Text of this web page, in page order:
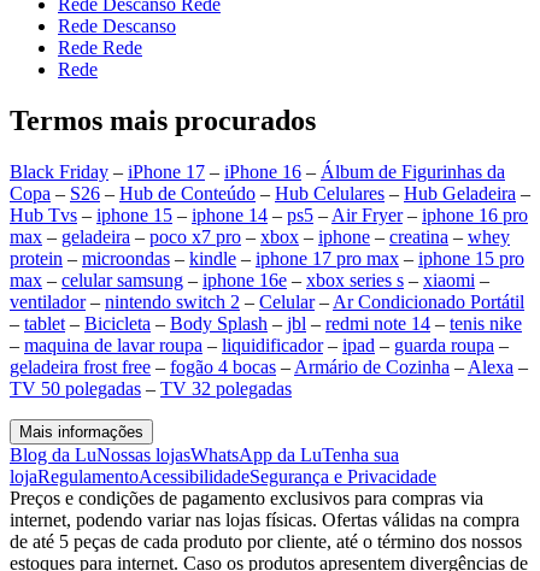
Rede Descanso Rede
Rede Descanso
Rede Rede
Rede
Termos mais procurados
Black Friday – iPhone 17 – iPhone 16 – Álbum de Figurinhas da
Copa – S26 – Hub de Conteúdo – Hub Celulares – Hub Geladeira –
Hub Tvs – iphone 15 – iphone 14 – ps5 – Air Fryer– iphone 16 pro
max – geladeira – poco x7 pro – xbox – iphone – creatina – whey
protein – microondas – kindle – iphone 17 pro max – iphone 15 pro
max – celular samsung – iphone 16e – xbox series s – xiaomi –
ventilador– nintendo switch 2 – Celular– Ar Condicionado Portátil
– tablet – Bicicleta – Body Splash – jbl – redmi note 14 – tenis nike
– maquina de lavar roupa – liquidificador– ipad – guarda roupa –
geladeira frost free – fogão 4 bocas – Armário de Cozinha – Alexa –
TV 50 polegadas – TV 32 polegadas
Mais informações
Blog da LuNossas lojasWhatsApp da LuTenha sua
lojaRegulamentoAcessibilidadeSegurança e Privacidade
Preços e condições de pagamento exclusivos para compras via
internet, podendo variar nas lojas físicas. Ofertas válidas na compra
de até 5 peças de cada produto por cliente, até o término dos nossos
estoques para internet. Caso os produtos apresentem divergências de